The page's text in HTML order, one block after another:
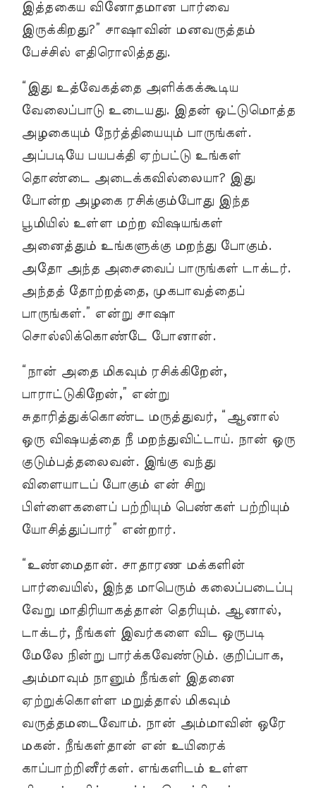
இத்தகைய வினோதமான பார்வை
இருக்கிறது?” சாஷாவின் மனவருத்தம்
பேச்சில் எதிரொலித்தது.
“இது உத்வேகத்தை அளிக்கக்கூடிய
வேலைப்பாடு உடையது. இதன் ஒட்டுமொத்த
அழகையும் நேர்த்தியையும் பாருங்கள்.
அப்படியே பயபக்தி ஏற்பட்டு உங்கள்
தொண்டை அடைக்கவில்லையா? இது
போன்ற அழகை ரசிக்கும்போது இந்த
பூமியில் உள்ள மற்ற விஷயங்கள்
அனைத்தும் உங்களுக்கு மறந்து போகும்.
அதோ அந்த அசைவைப் பாருங்கள் டாக்டர்.
அந்தத் தோற்றத்தை, முகபாவத்தைப்
பாருங்கள்.” என்று சாஷா
சொல்லிக்கொண்டே போனான்.
“நான் அதை மிகவும் ரசிக்கிறேன்,
பாராட்டுகிறேன்,” என்று
சுதாரித்துக்கொண்ட மருத்துவர், “ஆனால்
ஒரு விஷயத்தை நீ மறந்துவிட்டாய். நான் ஒரு
குடும்பத்தலைவன். இங்கு வந்து
விளையாடப் போகும் என் சிறு
பிள்ளைகளைப் பற்றியும் பெண்கள் பற்றியும்
யோசித்துப்பார்” என்றார்.
“உண்மைதான். சாதாரண மக்களின்
பார்வையில், இந்த மாபெரும் கலைப்படைப்பு
வேறு மாதிரியாகத்தான் தெரியும். ஆனால்,
டாக்டர், நீங்கள் இவர்களை விட ஒருபடி
மேலே நின்று பார்க்கவேண்டும். குறிப்பாக,
அம்மாவும் நானும் நீங்கள் இதனை
ஏற்றுக்கொள்ள மறுத்தால் மிகவும்
வருத்தமடைவோம். நான் அம்மாவின் ஒரே
மகன். நீங்கள்தான் என் உயிரைக்
காப்பாற்றினீர்கள். எங்களிடம் உள்ள